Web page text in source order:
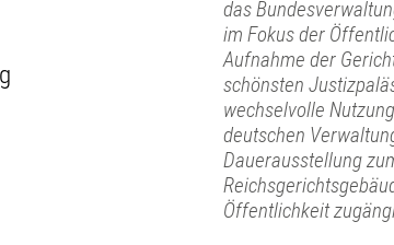
das
im Fokus der
Aufnahme der
schönsten
wechselvolle
deutschen
Dauerausstellung
Öffentlichkeit